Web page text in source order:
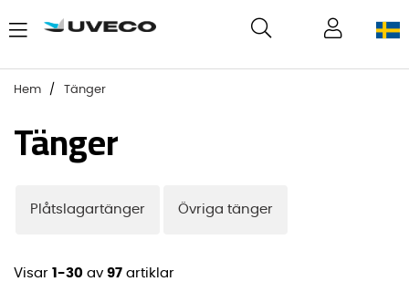
Hem Tänger
Tänger
Plåtslagartänger Övriga tänger
Visar 1-30 av 97 artiklar